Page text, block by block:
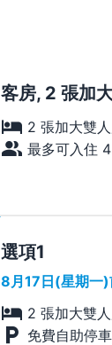
客房, 2 張加
2 張加大雙
最多可入住
選項
8月17日(星期一)
2 張加大雙
免費自助停車